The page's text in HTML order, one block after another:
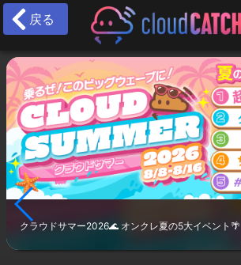
戻る
クラウドサマー2026🌊 オンクレ夏の5大イベント🌴